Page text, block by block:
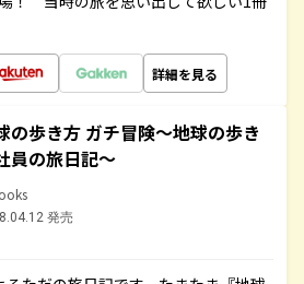
詳細を見る
の歩き方 ガチ冒険～地球の歩き
員の旅日記～
発売